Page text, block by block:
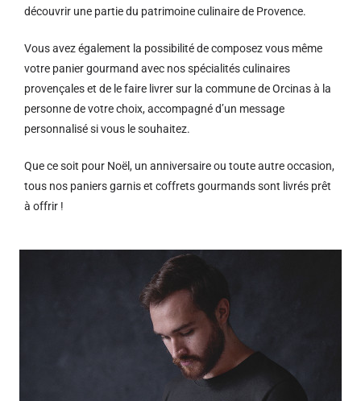
découvrir une partie du patrimoine culinaire de Provence.
Vous avez également la possibilité de composez vous même
votre panier gourmand avec nos spécialités culinaires
provençales et de le faire livrer sur la commune de Orcinas à la
personne de votre choix, accompagné d’un message
personnalisé si vous le souhaitez.
Que ce soit pour Noël, un anniversaire ou toute autre occasion,
tous nos paniers garnis et coffrets gourmands sont livrés prêt
à offrir !